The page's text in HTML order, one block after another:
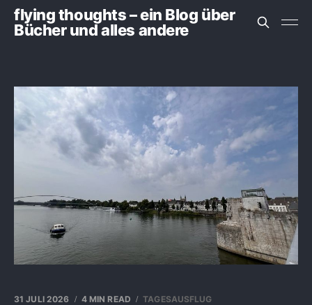
flying thoughts – ein Blog über
Bücher und alles andere
31 JULI 2026 4 MIN READ TAGESAUSFLUG